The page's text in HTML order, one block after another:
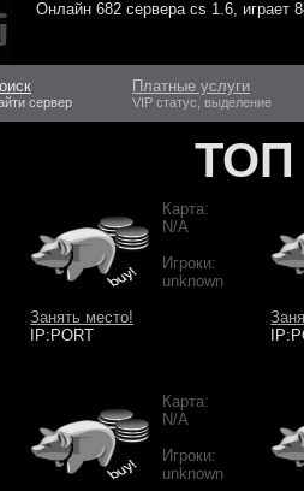
Онлайн 682 сервера cs 1.6, играет
сервер
Платные услуги
VIP статус, выделение
Карта:
N/A
Игроки:
unknown
Занять место!
IP:PORT
Карта:
N/A
Игроки:
unknown